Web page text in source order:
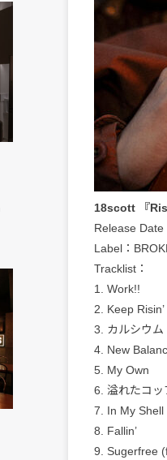
18scott 『
Release
Label：
Tracklist：
1. Work!!
2. Keep
3. カルシウム
4. New
5. My Own
6. 溢れたコッ
7. In My
8. Fallin’
9. Sugerfree